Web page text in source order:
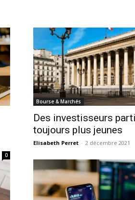
0
Bourse & Marchés
Des investisseurs
toujours plus jeunes
Elisabeth Perret - 2 décembre 2021